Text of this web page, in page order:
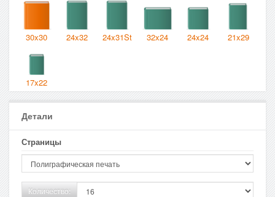
30x30 24x32 24x31St 32x24 24x24 21x29
17x22
Детали
Страницы
Количество: